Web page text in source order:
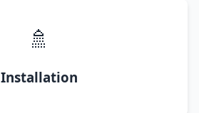
🚿
Installation